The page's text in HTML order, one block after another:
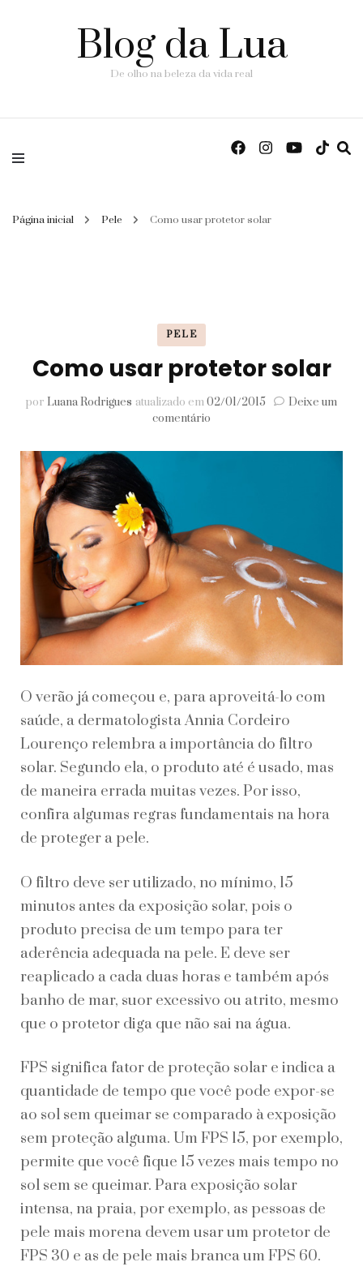
Blog da Lua
De olho na beleza da vida real
Página inicial Pele Como usar protetor solar
PELE
Como usar protetor solar
por Luana Rodrigues atualizado em02/01/2015
Deixe um
comentário
usar
O verão já começou e, para aproveitá-lo com
saúde, a dermatologista Annia Cordeiro
Lourenço relembra a importância do filtro
solar. Segundo ela, o produto até é usado, mas
de maneira errada muitas vezes. Por isso,
confira algumas regras fundamentais na hora
de proteger a pele.
O filtro deve ser utilizado, no mínimo, 15
minutos antes da exposição solar, pois o
produto precisa de um tempo para ter
aderência adequada na pele. E deve ser
reaplicado a cada duas horas e também após
banho de mar, suor excessivo ou atrito, mesmo
que o protetor diga que não sai na água.
FPS significa fator de proteção solar e indica a
quantidade de tempo que você pode expor-se
ao sol sem queimar se comparado à exposição
sem proteção alguma. Um FPS 15, por exemplo,
permite que você fique 15 vezes mais tempo no
sol sem se queimar. Para exposição solar
intensa, na praia, por exemplo, as pessoas de
pele mais morena devem usar um protetor de
FPS 30 e as de pele mais branca um FPS 60.